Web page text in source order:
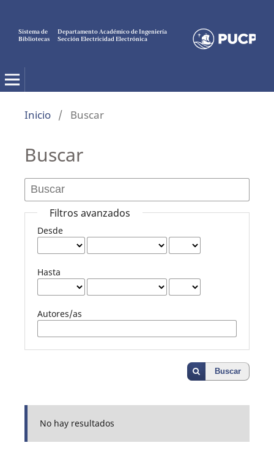
Sistema de
Bibliotecas
Departamento Académico de Ingeniería
Sección Electricidad Electrónica
Inicio / Buscar
Buscar
Filtros avanzados
Desde
Hasta
Autores/as
Buscar
No hay resultados